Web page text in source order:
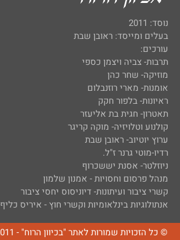
נוסד: 2011
בעלים ומייסד: ראובן שבת
עורכים:
תרבות- צביה ויצמן כספי
מוזיקה- שחר כהן
אומנות- מארי רוזנבלום
ראיונות- בלפור חקק
תאטרון- חגית בת אליעזר
קולנוע וטלויזיה- מוקה קריגר
ערוץ יוטיוב- ראובן שבת
רדיו-מוטי גרנר ז"ל.
ניוזלטר- אסנת יששכרוף
מנהל פרסום וחסויות - אמנון שלמון
קשרי ציבור ועיתונות- דיוניסוס יחסי ציבור
אנתולוגיות בינלאומיות וקשרי חוץ - איריס כליף
© כל הזכויות שמורות לאתר "בכיוון הרוח" - 2011 טל: 050-8517840